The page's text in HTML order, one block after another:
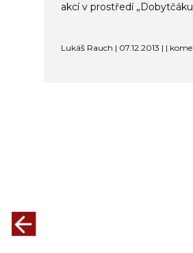
akcí v prostředí
Lukáš Rauch | 07.12.2013 | |